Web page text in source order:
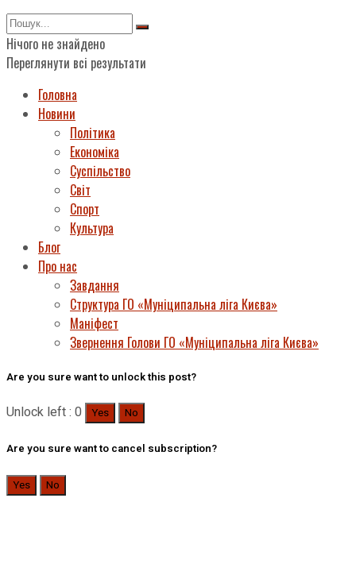
Нічого не знайдено
Переглянути всі результати
Головна
Новини
Політика
Економіка
Суспільство
Світ
Спорт
Культура
Блог
Про нас
Завдання
Структура ГО «Муніципальна ліга Києва»
Маніфест
Звернення Голови ГО «Муніципальна ліга Києва»
Are you sure want to unlock this post?
Unlock left : 0 Yes No
Are you sure want to cancel subscription?
Yes No